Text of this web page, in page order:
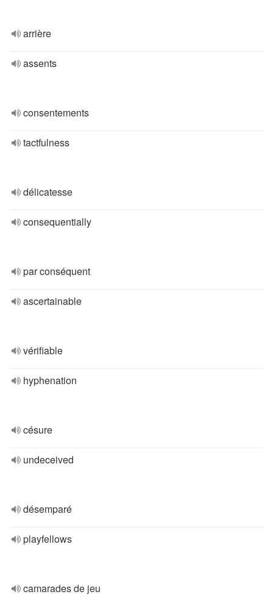
arrière
assents
consentements
tactfulness
délicatesse
consequentially
par conséquent
ascertainable
vérifiable
hyphenation
césure
undeceived
désemparé
playfellows
camarades de jeu